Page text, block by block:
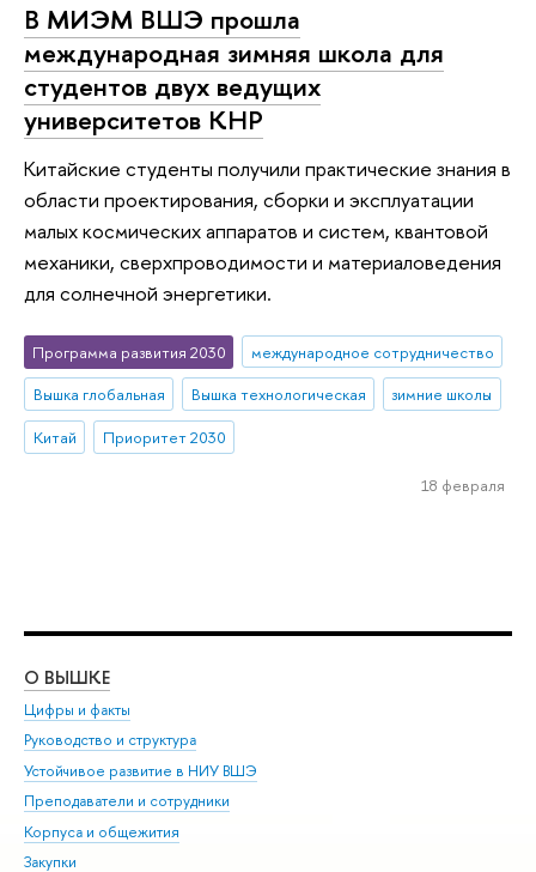
В МИЭМ ВШЭ прошла
международная зимняя школа для
студентов двух ведущих
университетов КНР
Китайские студенты получили практические знания в
области проектирования, сборки и эксплуатации
малых космических аппаратов и систем, квантовой
механики, сверхпроводимости и материаловедения
для солнечной энергетики.
Программа развития 2030
международное сотрудничество
Вышка глобальная
Вышка технологическая
зимние школы
Китай
Приоритет 2030
18 февраля
О ВЫШКЕ
Цифры и факты
Руководство и структура
Устойчивое развитие в НИУ ВШЭ
Преподаватели и сотрудники
Корпуса и общежития
Закупки